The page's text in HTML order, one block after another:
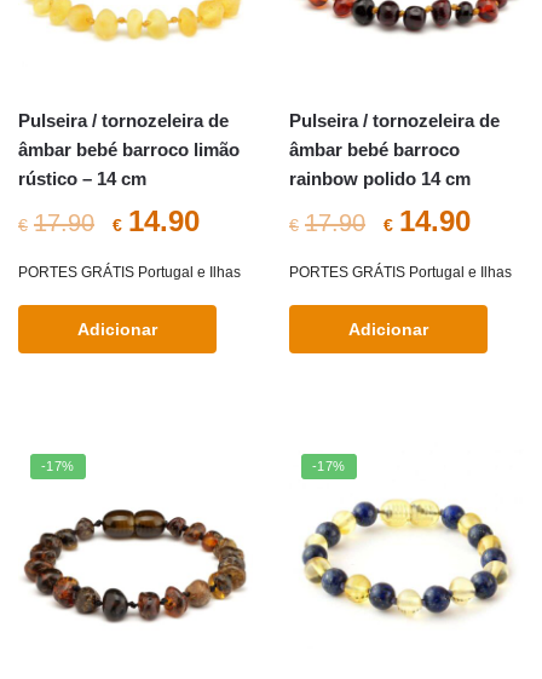
Pulseira / tornozeleira de
âmbar bebé barroco limão
rústico – 14 cm
€ 17.90
O
preço
original
era:
€ 14.90O
preço
atual
é:
PORTES GRÁTIS Portugal e Ilhas
Adicionar
Pulseira / tornozeleira de
âmbar bebé barroco
rainbow polido 14 cm
€ 17.90
O
preço
original
era:
€ 14.90O
atual
é:
PORTES GRÁTIS Portugal e Ilhas
Adicionar
-17% -17%